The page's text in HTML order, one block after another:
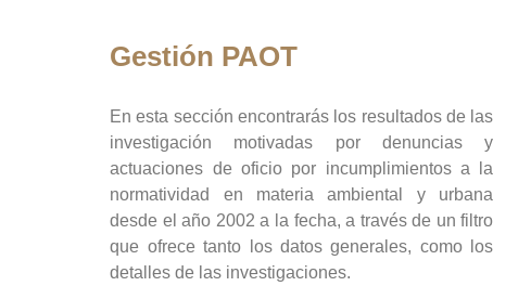
Gestión PAOT
En esta sección encontrarás los resultados de las
investigación motivadas por denuncias y
actuaciones de oficio por incumplimientos a la
normatividad en materia ambiental y urbana
desde el año 2002 a la fecha, a través de un filtro
que ofrece tanto los datos generales, como los
detalles de las investigaciones.